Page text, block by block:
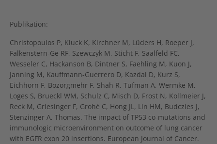
Publikation:
Christopoulos P, Kluck K, Kirchner M, Lüders H, Roeper J,
Falkenstern-Ge RF, Szewczyk M, Sticht F, Saalfeld FC,
Wesseler C, Hackanson B, Dintner S, Faehling M, Kuon J,
Janning M, Kauffmann-Guerrero D, Kazdal D, Kurz S,
Eichhorn F, Bozorgmehr F, Shah R, Tufman A, Wermke M,
Loges S, Brueckl WM, Schulz C, Misch D, Frost N, Kollmeier J,
Reck M, Griesinger F, Grohé C, Hong JL, Lin HM, Budczies J,
Stenzinger A, Thomas. The impact of TP53 co-mutations and
immunologic microenvironment on outcome of lung cancer
with EGFR exon 20 insertions. European Journal of Cancer.